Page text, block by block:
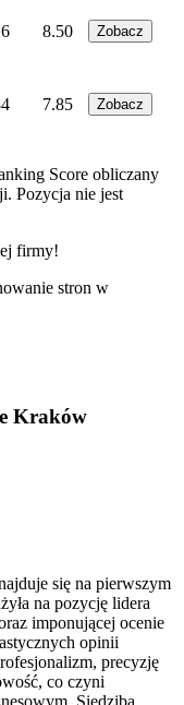
8.50 Zobacz
7.85 Zobacz
Score obliczany
Pozycja nie jest
firmy!
stron w
Kraków
się na pierwszym
na pozycję lidera
imponującej ocenie
opinii
precyzję
co czyni